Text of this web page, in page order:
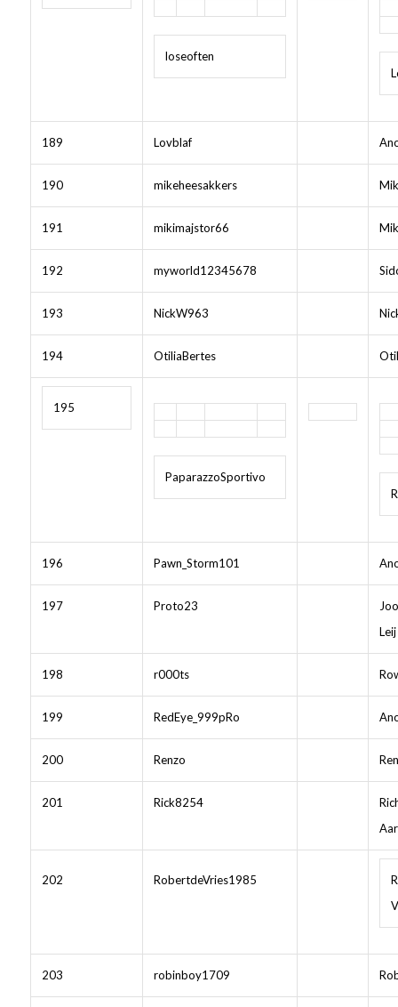
loseoften
189 Lovblaf
190 mikeheesakkers
191 mikimajstor66
192 myworld12345678
193 NickW963
194 OtiliaBertes
195
PaparazzoSportivo
196 Pawn_Storm101
197 Proto23
Leij
198 r000ts
199 RedEye_999pRo
200 Renzo
201 Rick8254
202 RobertdeVries1985
203 robinboy1709